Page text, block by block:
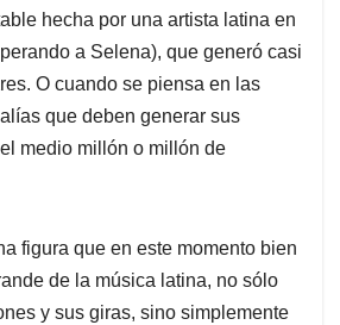
hecha por una artista latina en
a Selena), que generó casi
O cuando se piensa en las
que deben generar sus
medio millón o millón de
figura que en este momento bien
de la música latina, no sólo
y sus giras, sino simplemente